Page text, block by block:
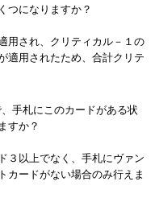
つになりますか？
用され、クリティカル－１の
適用されたため、合計クリテ
手札にこのカードがある状
すか？
３以上でなく、手札にヴァン
カードがない場合のみ行えま